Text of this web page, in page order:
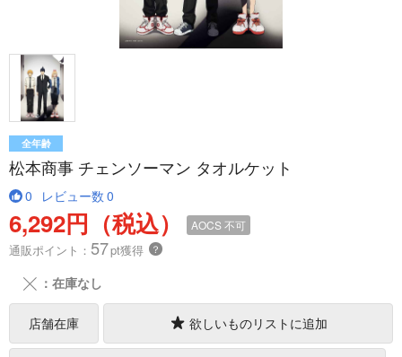
全年齢
松本商事 チェンソーマン タオルケット
0 レビュー数 0
6,292円（税込） AOCS不可
通販ポイント： 57pt獲得 ？
╳ ：在庫なし
店舗在庫 欲しいものリストに追加